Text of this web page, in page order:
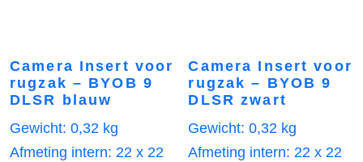
Camera Insert voor
rugzak – BYOB 9
DLSR blauw
Gewicht: 0,32 kg
Afmeting intern: 22 x 22
Camera Insert voor
rugzak – BYOB 9
DLSR zwart
Gewicht: 0,32 kg
Afmeting intern: 22 x 22